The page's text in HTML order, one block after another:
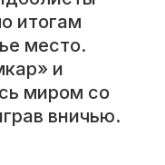
итогам
место.
и
миром со
вничью.